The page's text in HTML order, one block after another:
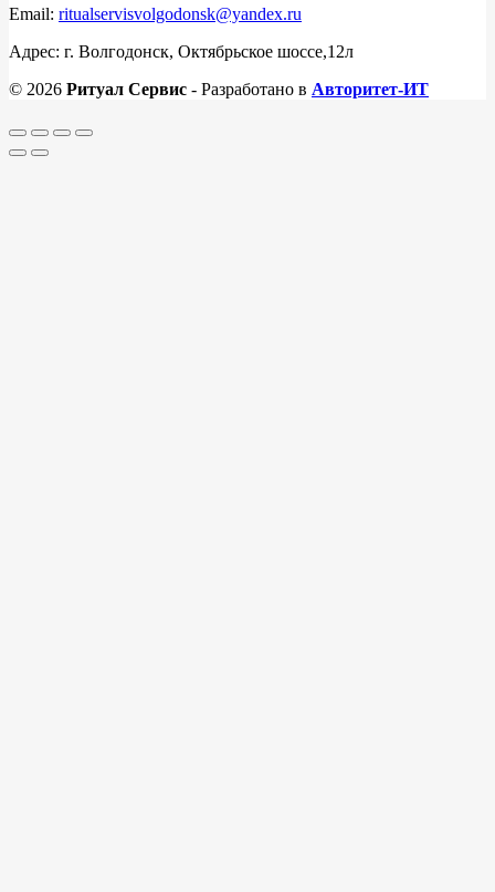
Email: ritualservisvolgodonsk@yandex.ru
Адрес: г. Волгодонск, Октябрьское шоссе,12л
© 2026 Ритуал Сервис - Разработано в Авторитет-ИТ